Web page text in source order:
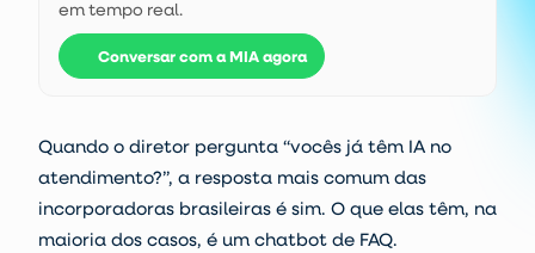
em tempo real.
Conversar com a MIA agora
Quando o diretor pergunta “vocês já têm IA no
atendimento?”, a resposta mais comum das
incorporadoras brasileiras é sim. O que elas têm, na
maioria dos casos, é um chatbot de FAQ.